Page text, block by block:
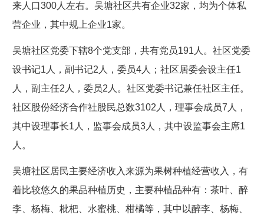
来人口300人左右。吴塘社区共有企业32家，均为个体私
营企业，其中规上企业1家。
吴塘社区党委下辖8个党支部，共有党员191人。社区党委
设书记1人，副书记2人，委员4人；社区居委会设主任1
人，副主任2人，委员2人。社区党委书记兼任社区主任。
社区股份经济合作社股民总数3102人，理事会成员7人，
其中设理事长1人，监事会成员3人，其中设监事会主席1
人。
吴塘社区居民主要经济收入来源为果树种植经营收入，有
着比较悠久的果品种植历史，主要种植品种有：茶叶、醉
李、杨梅、枇杷、水蜜桃、柑橘等，其中以醉李、杨梅、